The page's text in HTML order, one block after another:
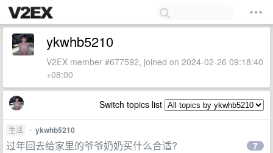
ykwhb5210
V2EX member #677592, joined on 2024-02-26 09:18:40
+08:00
Switch topics list
生活 • ykwhb5210
过年回去给家里的爷爷奶奶买什么合适? 7